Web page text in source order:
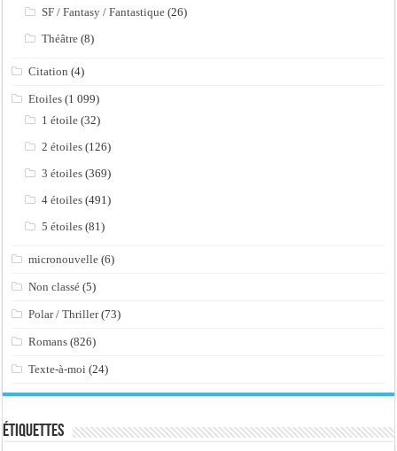
SF / Fantasy / Fantastique (26)
Théâtre (8)
Citation (4)
Etoiles (1 099)
1 étoile (32)
2 étoiles (126)
3 étoiles (369)
4 étoiles (491)
5 étoiles (81)
micronouvelle (6)
Non classé (5)
Polar / Thriller(73)
Romans (826)
Texte-à-moi (24)
Étiquettes